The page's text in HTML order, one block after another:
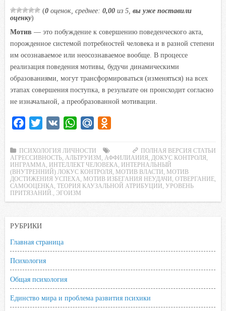
(0 оценок, среднее: 0,00 из 5, вы уже поставили
оценку)
Мотив — это побуждение к совершению поведенческого акта,
порожденное системой потребностей человека и в разной степени
им осознаваемое или неосознаваемое вообще. В процессе
реализация поведения мотивы, будучи динамическими
образованиями, могут трансформироваться (изменяться) на всех
этапах совершения поступка, в результате он происходит согласно
не изначальной, а преобразованной мотивации.
c
e
b
o
o
i
t
t
e
r
W
a
t
s
A
p
i
l
.
R
u
o
k
l
a
i
ПОЛНАЯ ВЕРСИЯ СТАТЬИ
ПСИХОЛОГИЯ ЛИЧНОСТИ
АГРЕССИВНОСТЬ АЛЬТРУИЗМ АФФИЛИАИИЯ ДОКУС КОНТРОЛЯ
ИНГРАММА
ИНТЕЛЛЕКТ ЧЕЛОВЕКА
ИНТЕРНАЛЬНЫЙ
(ВНУТРЕННИЙ) ЛОКУС КОНТРОЛЯ
МОТИВ ВЛАСТИ
МОТИВ
ДОСТИЖЕНИЯ УСПЕХА
МОТИВ ИЗБЕГАНИЯ НЕУДАЧИ ОТВЕРГАНИЕ
САМООЦЕНКА
ТЕОРИЯ КАУЗАЛЬНОЙ АТРИБУЦИИ
УРОВЕНЬ
ПРИТЯЗАНИЙ.
ЭГОИЗМ
РУБРИКИ
Главная страница
Психология
Общая психология
Единство мира и проблема развития психики